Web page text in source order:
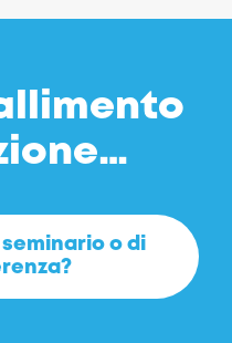
seminario o di